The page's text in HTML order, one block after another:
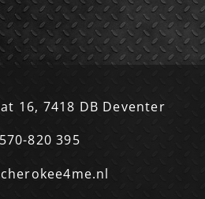
16, 7418 DB Deventer
820 395